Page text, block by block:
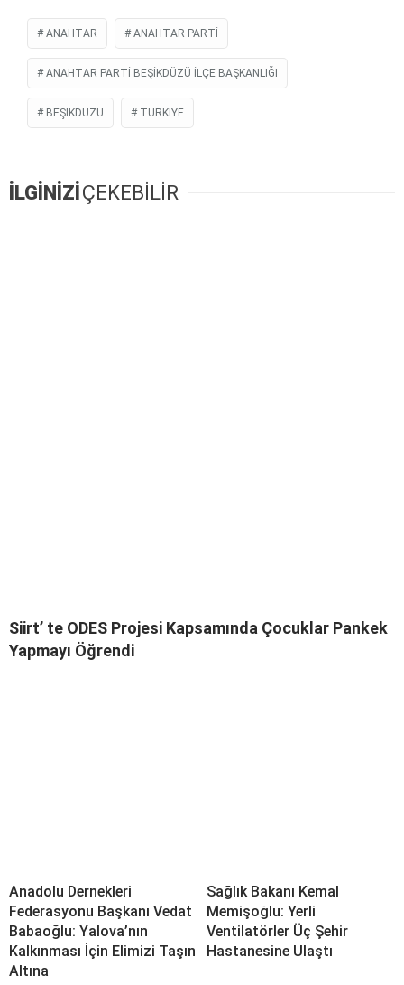
ANAHTAR ANAHTAR PARTI
ANAHTAR PARTI BEŞIKDÜZÜ İLÇE BAŞKANLIĞI
BEŞIKDÜZÜ TÜRKIYE
İLGİNİZİÇEKEBİLİR
Siirt’ te ODES Projesi Kapsamında Çocuklar Pankek
Yapmayı Öğrendi
Anadolu Dernekleri
Federasyonu Başkanı Vedat
Babaoğlu: Yalova’nın
Kalkınması İçin Elimizi Taşın
Altına
Sağlık Bakanı Kemal
Memişoğlu: Yerli
Ventilatörler Üç Şehir
Hastanesine Ulaştı